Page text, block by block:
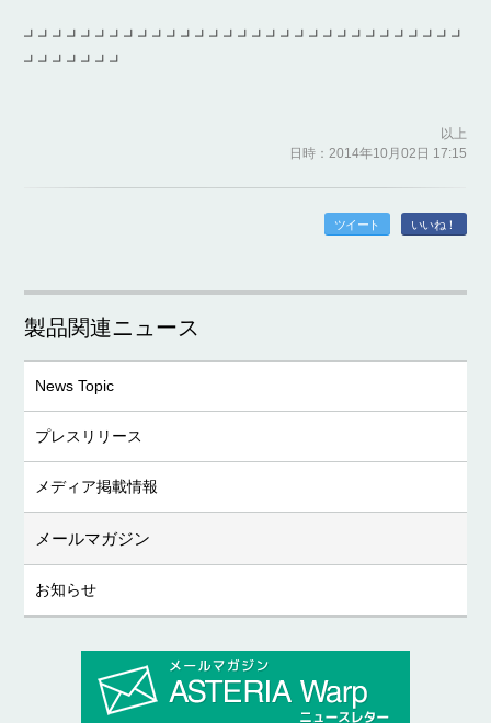
┛┛┛┛┛┛┛┛┛┛┛┛┛┛┛┛┛┛┛┛┛┛┛┛┛┛┛┛┛┛┛
┛┛┛┛┛┛┛
以上
日時：2014年10月02日 17:15
ツイート いいね！
製品関連ニュース
News Topic
プレスリリース
メディア掲載情報
メールマガジン
お知らせ